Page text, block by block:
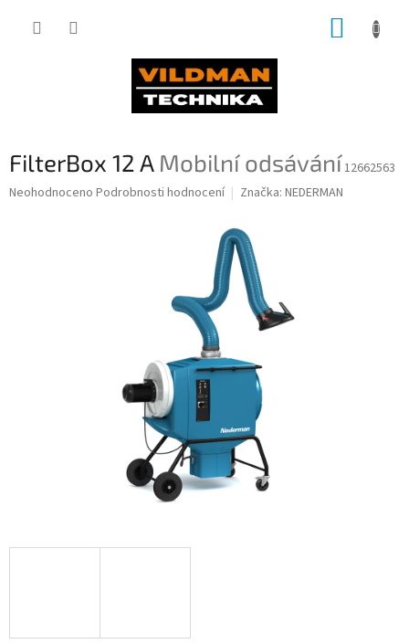
FilterBox 12 A Mobilní odsávání12662563
Průměrné
Neohodnoceno Podrobnosti hodnocení Značka: NEDERMAN